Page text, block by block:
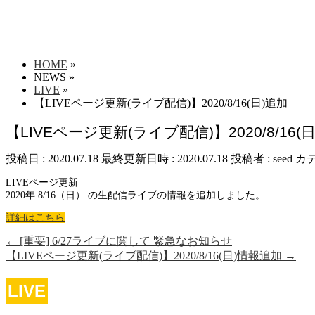
HOME »
NEWS »
LIVE »
【LIVEページ更新(ライブ配信)】2020/8/16(日)追加
【LIVEページ更新(ライブ配信)】2020/8/16(
投稿日 : 2020.07.18 最終更新日時 : 2020.07.18 投稿者 : seed カ
LIVEページ更新
2020年 8/16（日） の生配信ライブの情報を追加しました。
詳細はこちら
← [重要] 6/27ライブに関して 緊急なお知らせ
【LIVEページ更新(ライブ配信)】2020/8/16(日)情報追加 →
LIVE